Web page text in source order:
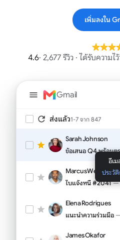
เพิ่มลงใน
4.6· 2,677 รีวิว · ได้รับความ
Gmail
ส่งแล้ว1-7 จาก 847
Sarah Johnson
ข้อเสนอ Q4 พร้อมต
อีเ
ประวั
Marcus Webb
ใบแจ้งหนี้ #2041— ก
Elena Rodrigues
แนะนำความร่วมมือ —
James Okafor